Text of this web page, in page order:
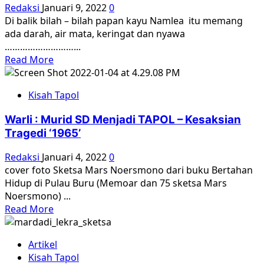
Aktivis
Concentrasi
Gerakan
Mahasiswa
Indonesia
(CGMI)
dan
Tapol
Pulau
Buru
sekretaris
YPKP
1965/1966
Redaksi Januari 9, 20220
Di balik bilah – bilah papan kayu Namlea itu memang
ada darah, air mata, keringat dan nyawa
………………………...
Read MoreRead
more
Mengenang
SAJI
–
Penebang
Kayu
Kamp
Konsentrasi
Kerja
Paksa
Pulau
Buru
Kisah Tapol
Warli : Murid SD Menjadi TAPOL – Kesaksian
Tragedi ‘1965’
Redaksi Januari 4, 20220
cover foto Sketsa Mars Noersmono dari buku Bertahan
Hidup di Pulau Buru (Memoar dan 75 sketsa Mars
Noersmono) ...
Read MoreRead
more
Warli
:
Artikel
Kisah Tapol